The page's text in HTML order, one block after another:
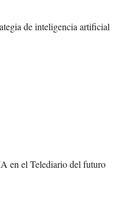
de inteligencia artificial
en el Telediario del futuro